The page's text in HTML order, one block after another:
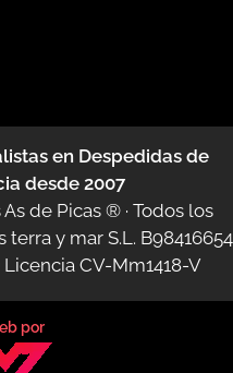
en Despedidas de
desde 2007
de Picas ®· Todos los
y mar S.L. B98416654
Licencia CV-Mm1418-V
por